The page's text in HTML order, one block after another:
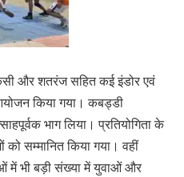
और शतरंज सहित कई इंडोर एवं
किया गया। कबड्डी
भाग लिया। प्रतियोगिता के
को सम्मानित किया गया। वहीं
में भी बड़ी संख्या में युवाओं और